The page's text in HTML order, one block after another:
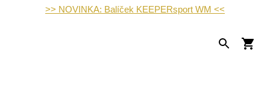
>> NOVINKA: Balíček KEEPERsport WM <<